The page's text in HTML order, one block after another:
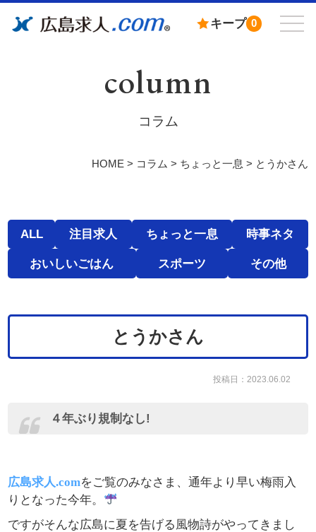
キープ 0
column
コラム
HOME> コラム > ちょっと一息 > とうかさん
ALL 注目求人 ちょっと一息 時事ネタ
おいしいごはん スポーツ その他
とうかさん
投稿日：2023.06.02
４年ぶり規制なし!
広島求人.comをご覧のみなさま、通年より早い梅雨入
りとなった今年。
ですがそんな広島に夏を告げる風物詩がやってきまし